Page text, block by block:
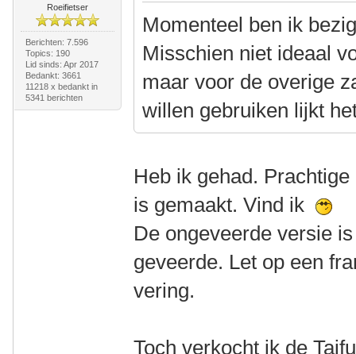
Roeifietser
Berichten: 7.596
Topics: 190
Lid sinds: Apr 2017
Bedankt: 3661
11218 x bedankt in
5341 berichten
Momenteel ben ik
Misschien niet ideaal
maar voor de overige
willen gebruiken lijkt
Heb ik gehad.
is gemaakt. Vind ik
De ongeveerde versie
geveerde. Let op een
vering.
Toch verkocht ik de